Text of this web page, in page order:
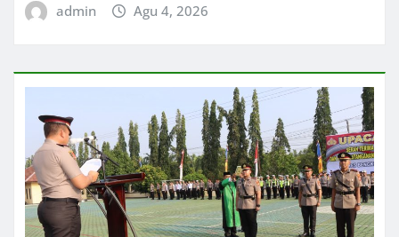
admin Agu 4, 2026